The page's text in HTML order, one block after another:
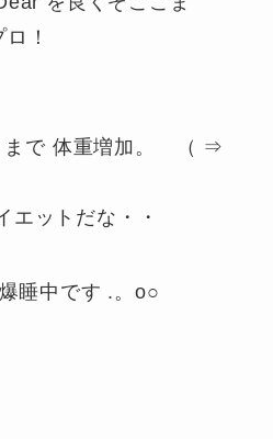
ロ！
まで 体重増加。 （ ⇒
エットだな・・
睡中です .。o○